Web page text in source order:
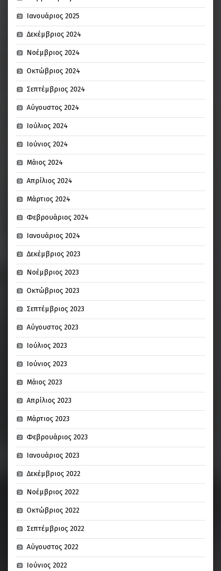
Ιανουάριος 2025
Δεκέμβριος 2024
Νοέμβριος 2024
Οκτώβριος 2024
Σεπτέμβριος 2024
Αύγουστος 2024
Ιούλιος 2024
Ιούνιος 2024
Μάιος 2024
Απρίλιος 2024
Μάρτιος 2024
Φεβρουάριος 2024
Ιανουάριος 2024
Δεκέμβριος 2023
Νοέμβριος 2023
Οκτώβριος 2023
Σεπτέμβριος 2023
Αύγουστος 2023
Ιούλιος 2023
Ιούνιος 2023
Μάιος 2023
Απρίλιος 2023
Μάρτιος 2023
Φεβρουάριος 2023
Ιανουάριος 2023
Δεκέμβριος 2022
Νοέμβριος 2022
Οκτώβριος 2022
Σεπτέμβριος 2022
Αύγουστος 2022
Ιούνιος 2022